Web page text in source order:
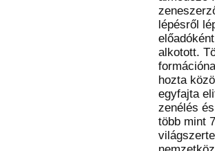
lépésről
alkotott.
hozta
egyfajta
zenélés
több mint